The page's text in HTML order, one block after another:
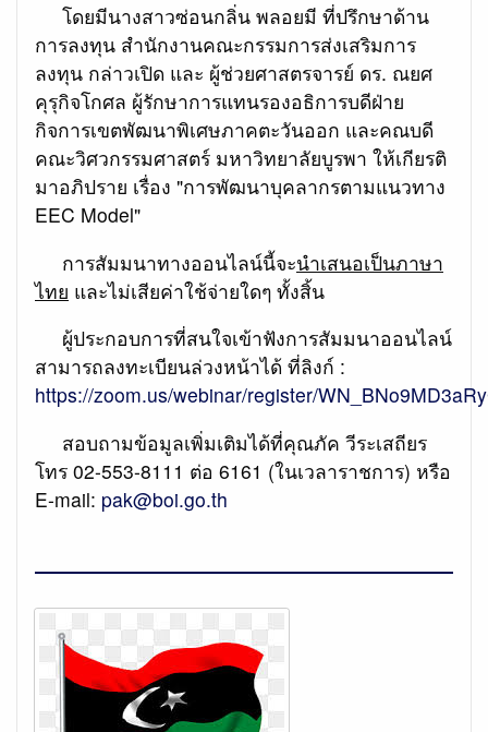
โดยมีนางสาวซ่อนกลิ่น พลอยมี ที่ปรึกษาด้าน
การลงทุน สำนักงานคณะกรรมการส่งเสริมการ
ลงทุน กล่าวเปิด และ ผู้ช่วยศาสตรจารย์ ดร. ณยศ
คุรุกิจโกศล ผู้รักษาการแทนรองอธิการบดีฝ่าย
กิจการเขตพัฒนาพิเศษภาคตะวันออก และคณบดี
คณะวิศวกรรมศาสตร์ มหาวิทยาลัยบูรพา ให้เกียรติ
มาอภิปราย เรื่อง "การพัฒนาบุคลากรตามแนวทาง
EEC Model"
การสัมมนาทางออนไลน์นี้จะนำเสนอเป็นภาษา
ไทย และไม่เสียค่าใช้จ่ายใดๆ ทั้งสิ้น
ผู้ประกอบการที่สนใจเข้าฟังการสัมมนาออนไลน์
สามารถลงทะเบียนล่วงหน้าได้ ที่ลิงก์ :
https://zoom.us/webinar/register/
สอบถามข้อมูลเพิ่มเติมได้ที่คุณภัค วีระเสถียร
โทร 02-553-8111 ต่อ 6161 (ในเวลาราชการ) หรือ
E-mail: pak@boi.go.th